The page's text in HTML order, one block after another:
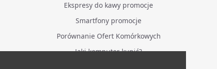
Ekspresy do kawy promocje
Smartfony promocje
Porównanie Ofert Komórkowych
Jaki komputer kupić?